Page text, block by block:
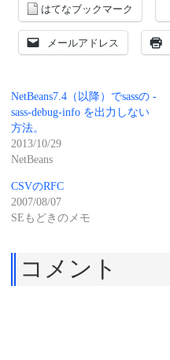
はてなブックマーク
メールアドレス
NetBeans7.4（以降）でsassの -
sass-debug-info を出力しない
方法。
2013/10/29
NetBeans
CSVのRFC
2007/08/07
SEもどきのメモ
コメント